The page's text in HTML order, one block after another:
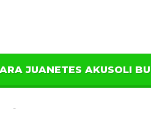
JUANETES AKUSOLI
-